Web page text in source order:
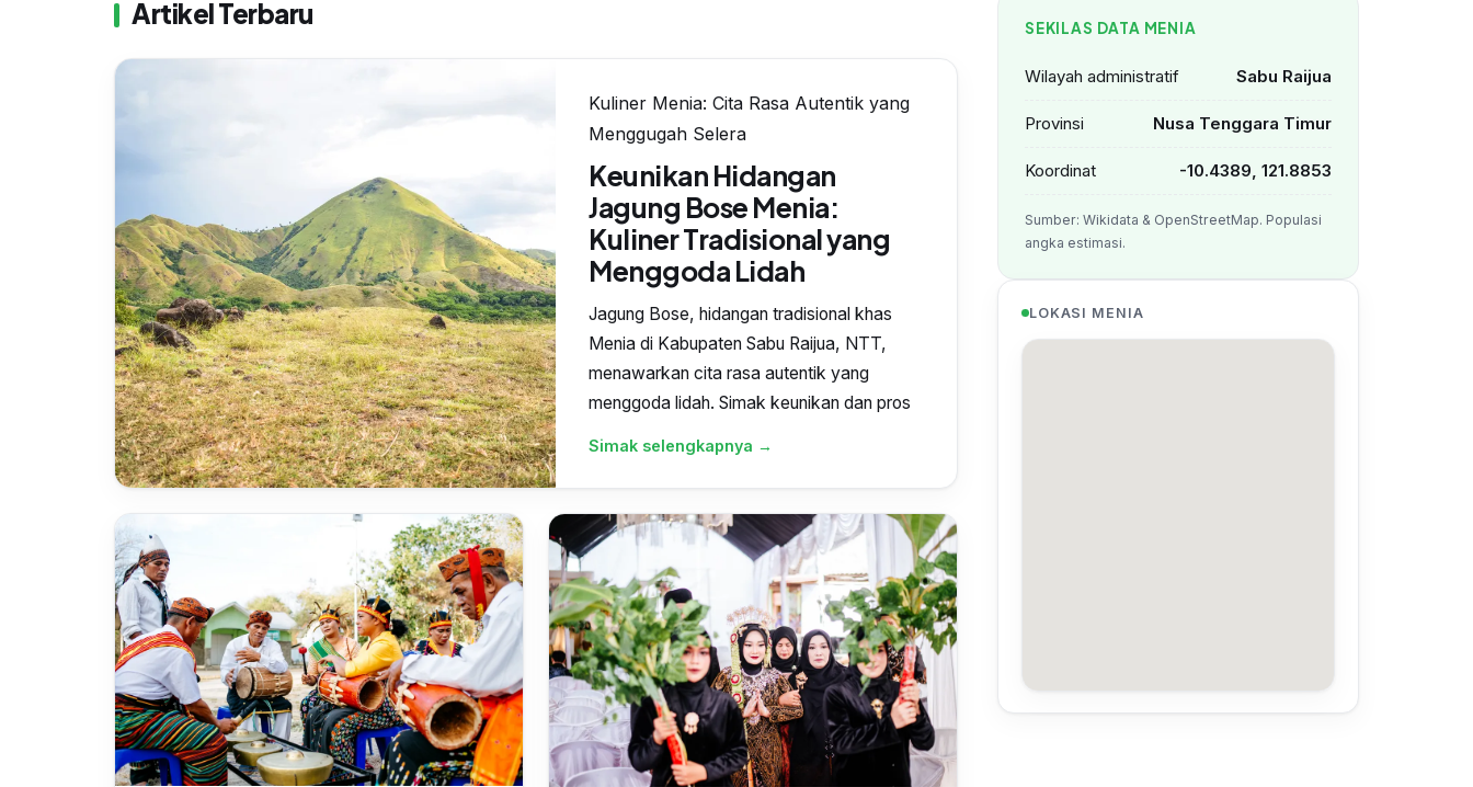
Artikel Terbaru
Kuliner Menia: Cita Rasa Autentik yang
Menggugah Selera
Keunikan Hidangan
Jagung Bose Menia:
Kuliner Tradisional yang
Menggoda Lidah
Jagung Bose, hidangan tradisional khas
Menia di Kabupaten Sabu Raijua, NTT,
menawarkan cita rasa autentik yang
menggoda lidah. Simak keunikan dan pros
Simak selengkapnya →
SEKILAS DATA MENIA
Wilayah administratif Sabu Raijua
Provinsi Nusa Tenggara Timur
Koordinat -10.4389, 121.8853
Sumber: Wikidata & OpenStreetMap. Populasi
angka estimasi.
LOKASI MENIA